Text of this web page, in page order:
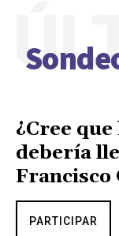
¿Cree
debería
Francisco
PARTICIPAR